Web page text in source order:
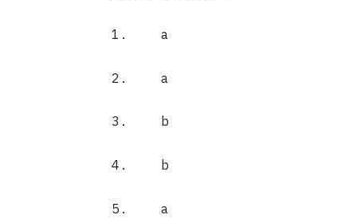
1. a
2. a
3. b
4. b
5. a